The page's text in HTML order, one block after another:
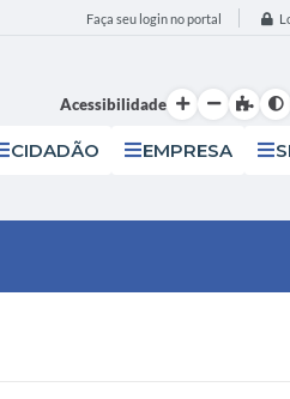
Faça seu login no portal
Acessibilidade
CIDADÃO EMPRESA